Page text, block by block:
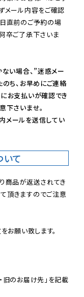
メール内容をご確認
直前のご予約の場
卒ご了承下さいま
ない場合、”迷惑メー
ち、お早めにご連絡
お支払いが確認でき
下さいませ。
メールを送信してい
て
商品が返送されてき
頂きますのでご注意
旧のお届け先」を記載